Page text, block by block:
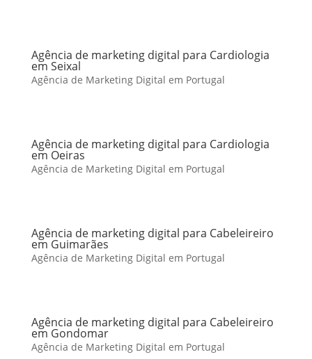
Agência de marketing digital para Cardiologia
em Seixal
Agência de Marketing Digital em Portugal
Agência de marketing digital para Cardiologia
em Oeiras
Agência de Marketing Digital em Portugal
Agência de marketing digital para Cabeleireiro
em Guimarães
Agência de Marketing Digital em Portugal
Agência de marketing digital para Cabeleireiro
em Gondomar
Agência de Marketing Digital em Portugal